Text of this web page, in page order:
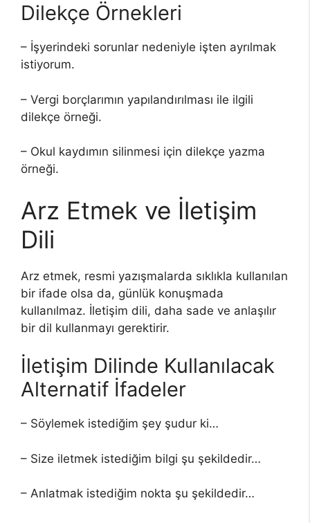
Dilekçe Örnekleri
– İşyerindeki sorunlar nedeniyle işten ayrılmak
istiyorum.
– Vergi borçlarımın yapılandırılması ile ilgili
dilekçe örneği.
– Okul kaydımın silinmesi için dilekçe yazma
örneği.
Arz Etmek ve İletişim
Dili
Arz etmek, resmi yazışmalarda sıklıkla kullanılan
bir ifade olsa da, günlük konuşmada
kullanılmaz. İletişim dili, daha sade ve anlaşılır
bir dil kullanmayı gerektirir.
İletişim Dilinde Kullanılacak
Alternatif İfadeler
– Söylemek istediğim şey şudur ki…
– Size iletmek istediğim bilgi şu şekildedir…
– Anlatmak istediğim nokta şu şekildedir…